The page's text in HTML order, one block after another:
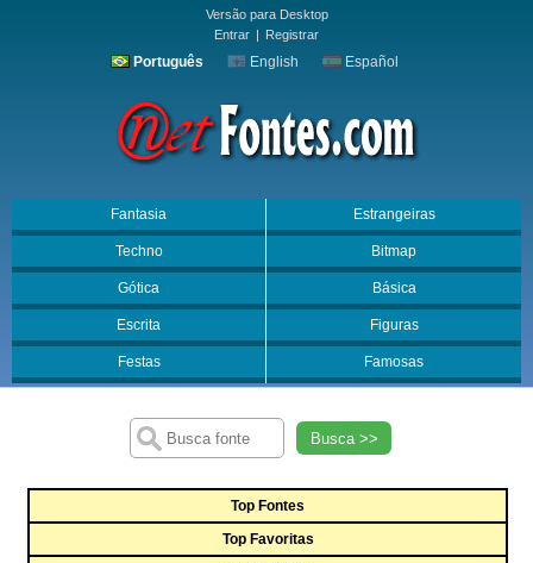
Versão para Desktop
Entrar | Registrar
Português English Español
Fantasia Estrangeiras
Techno Bitmap
Gótica Básica
Escrita Figuras
Festas Famosas
Busca >>
Top Fontes
Top Favoritas